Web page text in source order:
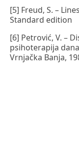
[5] Freud, S. –
Standard edition
[6] Petrović, V. –
psihoterapija
Vrnjačka Banja,